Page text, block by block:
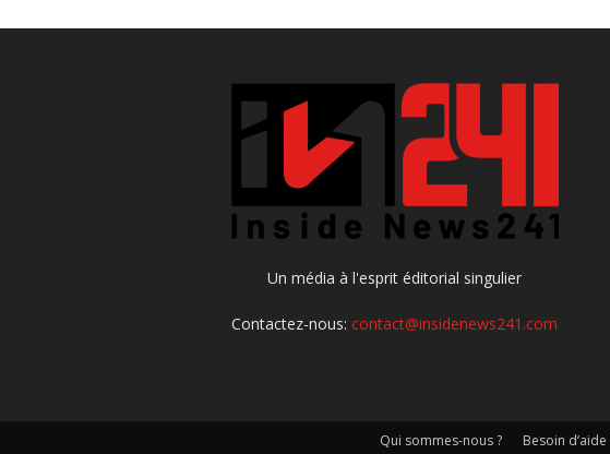
Un média à l'esprit éditorial singulier
Contactez-nous:contact@insidenews241.com
Qui sommes-nous ? Besoin d’aide